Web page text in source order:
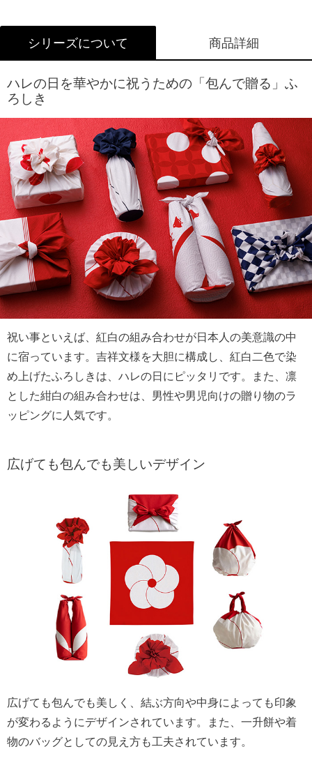
シリーズについて 商品詳細
ハレの日を華やかに祝うための「包んで贈る」ふ
ろしき
祝い事といえば、紅白の組み合わせが日本人の美意識の中
に宿っています。吉祥文様を大胆に構成し、紅白二色で染
め上げたふろしきは、ハレの日にピッタリです。また、凛
とした紺白の組み合わせは、男性や男児向けの贈り物のラ
ッピングに人気です。
広げても包んでも美しいデザイン
広げても包んでも美しく、結ぶ方向や中身によっても印象
が変わるようにデザインされています。また、一升餅や着
物のバッグとしての見え方も工夫されています。